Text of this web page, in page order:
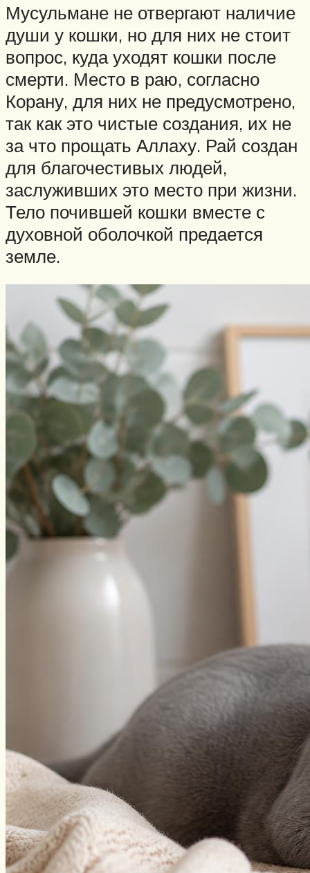
Мусульмане не отвергают наличие
души у кошки, но для них не стоит
вопрос, куда уходят кошки после
смерти. Место в раю, согласно
Корану, для них не предусмотрено,
так как это чистые создания, их не
за что прощать Аллаху. Рай создан
для благочестивых людей,
заслуживших это место при жизни.
Тело почившей кошки вместе с
духовной оболочкой предается
земле.